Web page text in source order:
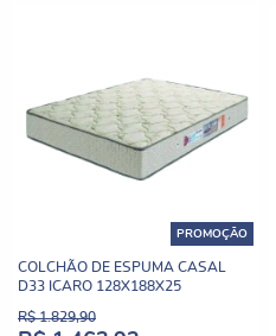
PROMOÇÃO
COLCHÃO DE ESPUMA CASAL
D33 ICARO 128X188X25
R$ 1.829,90